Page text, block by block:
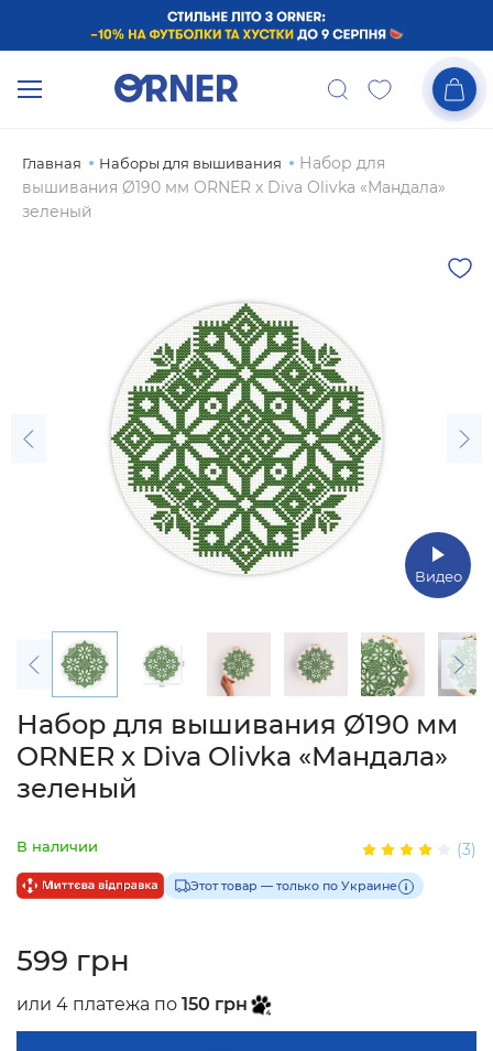
Главная Наборы для вышивания
Набор для
вышивания Ø190 мм ORNER x Diva Olivka «Мандала»
зеленый
Видео
Набор для вышивания Ø190 мм
ORNER x Diva Olivka «Мандала»
зеленый
В наличии (3)
Этот товар — только по Украине
599 грн
или 4 платежа по 150 грн